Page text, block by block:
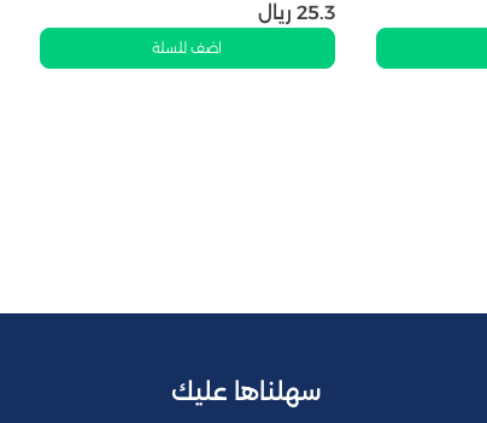
25.3 ريال
اضف للسلة
سهلناها عليك